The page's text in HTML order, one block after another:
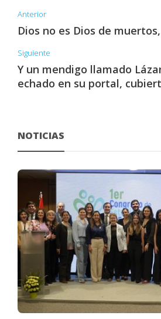
Anterior
Dios no es Dios de
Siguiente
Y un mendigo llamado
echado en su portal,
NOTICIAS